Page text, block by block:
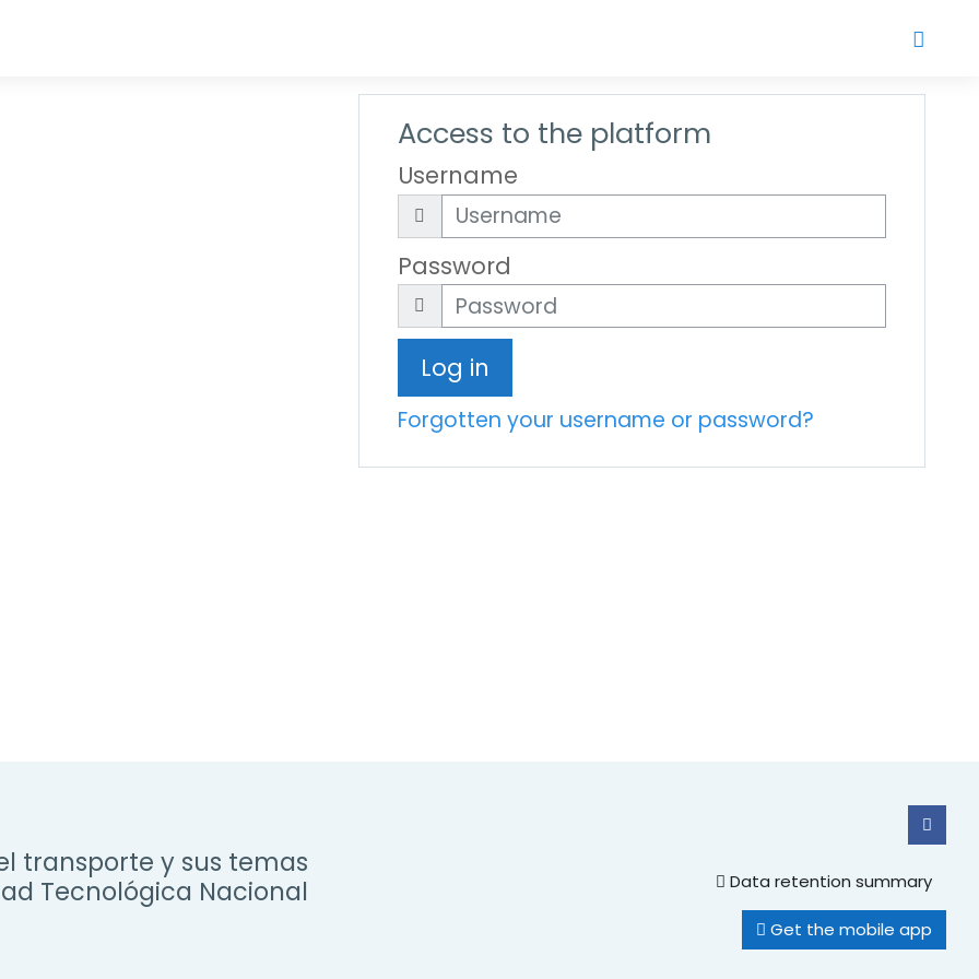
Access to the platform
Username
Password
Log in
Forgotten your username or password?
transporte y sus temas
Tecnológica Nacional
Data retention summary
Get the mobile app